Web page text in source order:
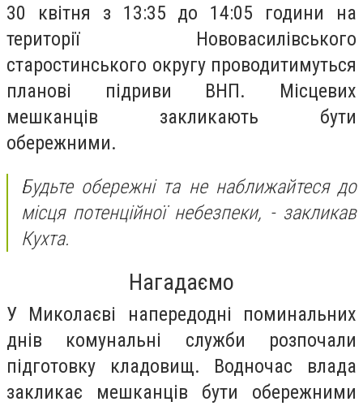
30 квітня з 13:35 до 14:05 години на
території Нововасилівського
старостинського округу проводитимуться
планові підриви ВНП. Місцевих
мешканців закликають бути
обережними.
Будьте обережні та не наближайтеся до
місця потенційної небезпеки, - закликав
Кухта.
Нагадаємо
У Миколаєві напередодні поминальних
днів комунальні служби розпочали
підготовку кладовищ. Водночас влада
закликає мешканців бути обережними